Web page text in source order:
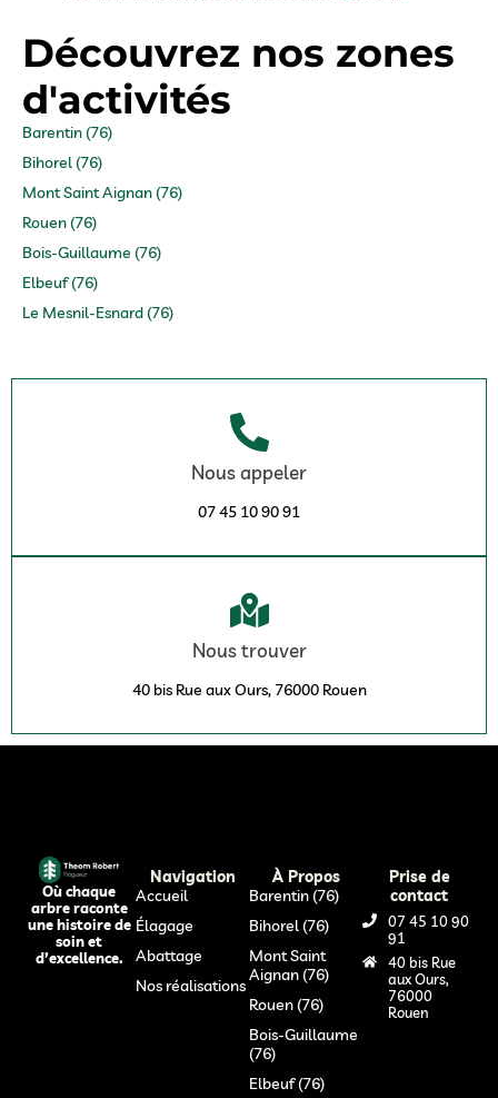
Découvrez nos zones
d'activités
Barentin (76)
Bihorel (76)
Mont Saint Aignan (76)
Rouen (76)
Bois-Guillaume (76)
Elbeuf (76)
Le Mesnil-Esnard (76)
Nous appeler
07 45 10 90 91
Nous trouver
40 bis Rue aux Ours, 76000 Rouen
Où chaque
arbre raconte
une histoire de
soin et
d’excellence.
Navigation
Accueil
Élagage
Abattage
Nos réalisations
À Propos
Barentin (76)
Bihorel (76)
Mont Saint
Aignan (76)
Rouen (76)
Bois-Guillaume
(76)
Elbeuf (76)
Prise de
contact
07 45 10 90
91
40 bis Rue
aux Ours,
76000
Rouen